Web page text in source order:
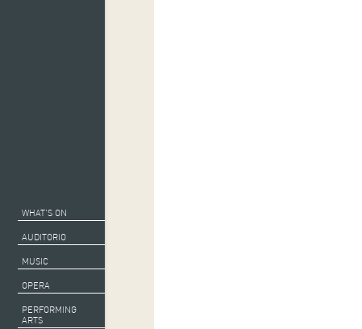
WHAT’S ON
AUDITORIO
MUSIC
OPERA
PERFORMING
ARTS